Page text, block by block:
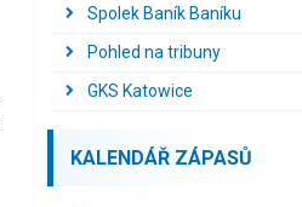
Spolek Baník Baníku
Pohled na tribuny
GKS Katowice
KALENDÁŘ ZÁPASŮ